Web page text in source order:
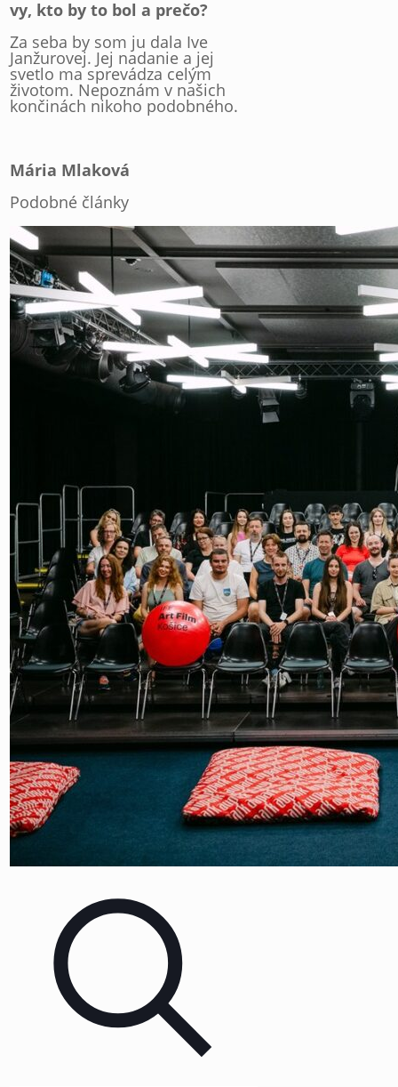
vy, kto by to bol a prečo?
Za seba by som ju dala Ive
Janžurovej. Jej nadanie a jej
svetlo ma sprevádza celým
životom. Nepoznám v našich
končinách nikoho podobného.
Mária Mlaková
Podobné články